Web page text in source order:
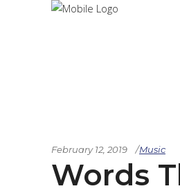
February 12, 2019 Music
Words